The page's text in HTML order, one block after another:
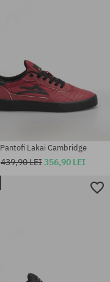
Pantofi Lakai Cambridge
439,90 LEI356,90 LEI